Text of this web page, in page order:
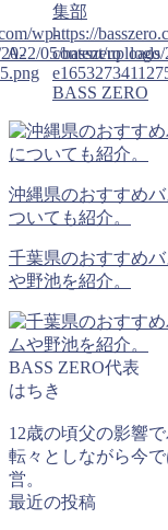
wp-
05/
集部
https://
content/
BASS ZERO
沖縄県のおすすめ
ついても紹介。
千葉県のおすすめ
や野池を紹介。
BASS ZERO代表
はちき
12歳の頃父の影響
転々としながら今
営。
最近の投稿